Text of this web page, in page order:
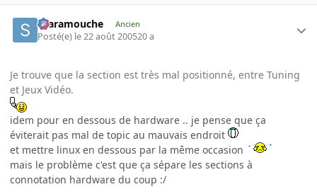
Scaramouche Ancien
Posté(e) le 22 août 200520 a
Je trouve que la section est très mal positionné, entre Tuning
et Jeux Vidéo.
idem pour en dessous de hardware .. je pense que ça
éviterait pas mal de topic au mauvais endroit
et mettre linux en dessous par la même occasion
mais le problème c'est que ça sépare les sections à
connotation hardware du coup :/